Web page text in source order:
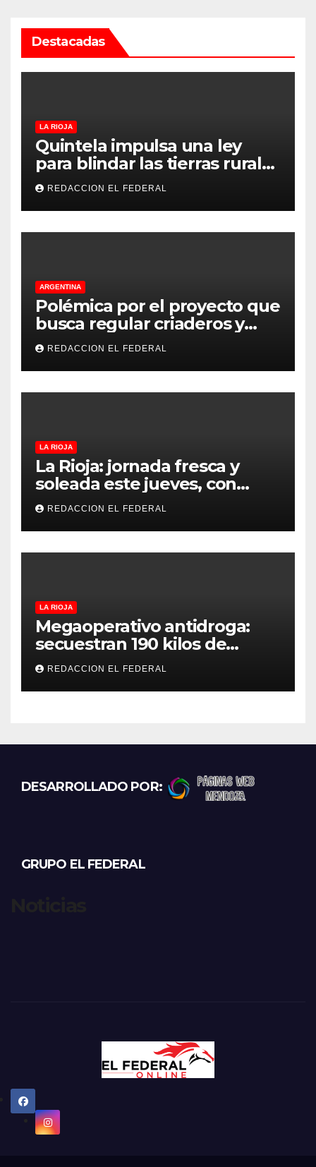
Destacadas
LA RIOJA
Quintela impulsa una ley
para blindar las tierras rurales
de La Rioja: cuáles son los
principales puntos
REDACCION EL FEDERAL
ARGENTINA
Polémica por el proyecto que
busca regular criaderos y
refugios de perros y gatos:
denuncian excesos, mientras
proteccionistas reclaman
controles más duros
REDACCION EL FEDERAL
LA RIOJA
La Rioja: jornada fresca y
soleada este jueves, con
temperaturas estables para
el viernes
REDACCION EL FEDERAL
LA RIOJA
Megaoperativo antidroga:
secuestran 190 kilos de
marihuana que tenían como
destino La Rioja y Catamarca
REDACCION EL FEDERAL
DESARROLLADO POR:
GRUPO EL FEDERAL